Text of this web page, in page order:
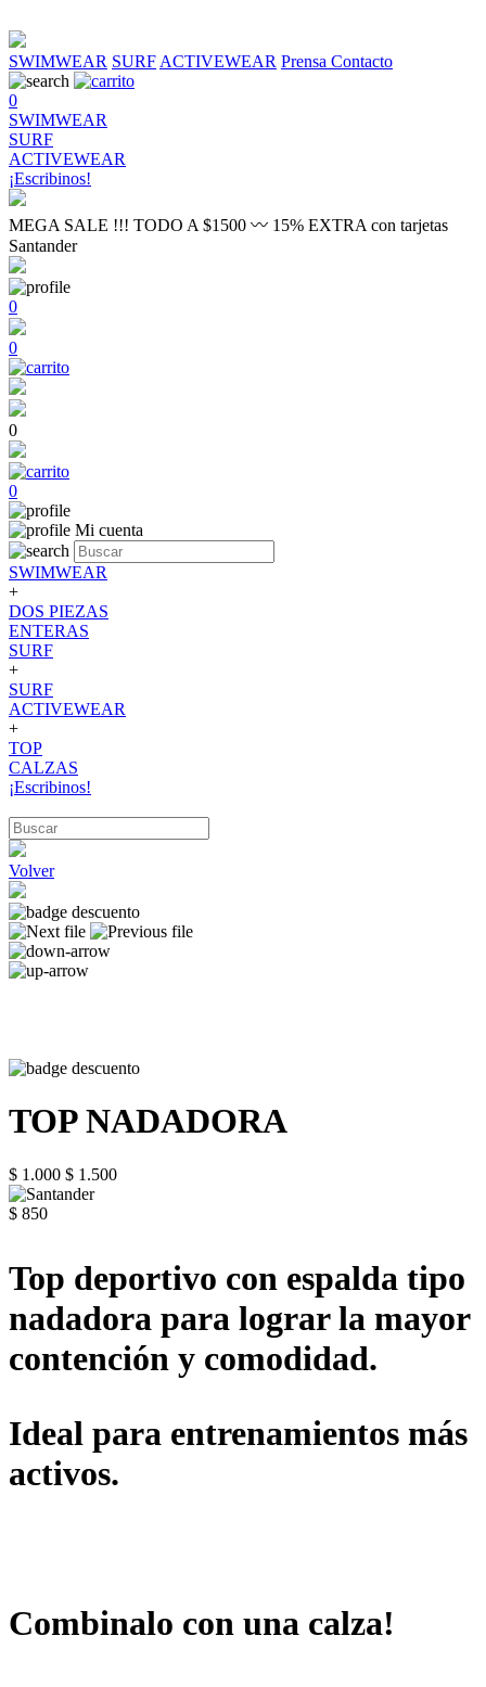
SWIMWEAR SURF ACTIVEWEAR Prensa Contacto
0
SWIMWEAR
SURF
ACTIVEWEAR
¡Escribinos!
MEGA SALE !!! TODO A $1500 〰 15% EXTRA con tarjetas
Santander
0
0
0
0
Mi cuenta
SWIMWEAR
+
DOS PIEZAS
ENTERAS
SURF
+
SURF
ACTIVEWEAR
+
TOP
CALZAS
¡Escribinos!
Volver
TOP NADADORA
$ 1.000 $ 1.500
$ 850
Top deportivo con espalda tipo
nadadora para lograr la mayor
contención y comodidad.
Ideal para entrenamientos más
activos.
Combinalo con una calza!